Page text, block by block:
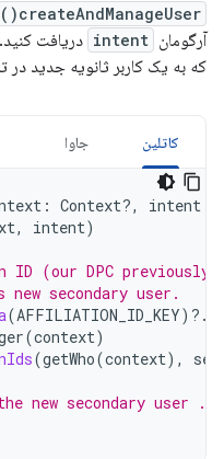
createAndManageUser()
آرگومان intent
که به یک کاربر ثانویه جدید
کاتلین جاوا
: Context?, intent
, intent)
(our DPC previously
secondary user.
(AFFILIATION_ID_KEY) ?.
(context)
(getWho(context),
new secondary user ...